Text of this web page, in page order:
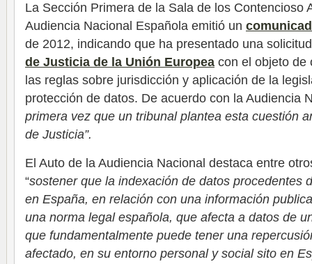
La Sección Primera de la Sala de los Contencioso
Audiencia Nacional Española emitió un
de 2012, indicando que ha presentado una
de Justicia de la Unión Europea con el objeto de
las reglas sobre jurisdicción y aplicación de la
protección de datos. De acuerdo con la Audiencia
primera vez que un tribunal plantea esta cuestión
de Justicia”.
El Auto de la Audiencia Nacional destaca entre
“sostener que la indexación de datos procedentes
en España, en relación con una información
una norma legal española, que afecta a datos de
que fundamentalmente puede tener una
afectado, en su entorno personal y social sito en